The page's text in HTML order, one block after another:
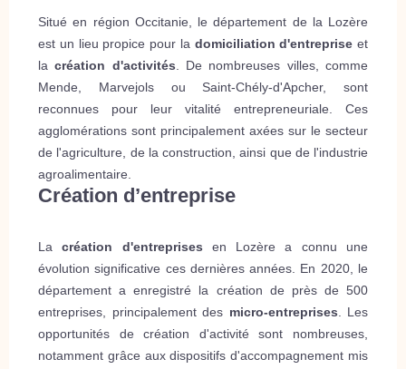
Situé en région Occitanie, le département de la Lozère
est un lieu propice pour la domiciliation d'entreprise et
lacréation d'activités . De nombreuses villes, comme
Mende, Marvejols ou Saint-Chély-d'Apcher, sont
reconnues pour leur vitalité entrepreneuriale. Ces
agglomérations sont principalement axées sur le secteur
de l'agriculture, de la construction, ainsi que de l'industrie
agroalimentaire.
Création d’entreprise
Lacréation d'entreprises en Lozère a connu une
évolution significative ces dernières années. En 2020, le
département a enregistré la création de près de 500
entreprises, principalement des micro-entreprises . Les
opportunités de création d'activité sont nombreuses,
notamment grâce aux dispositifs d'accompagnement mis